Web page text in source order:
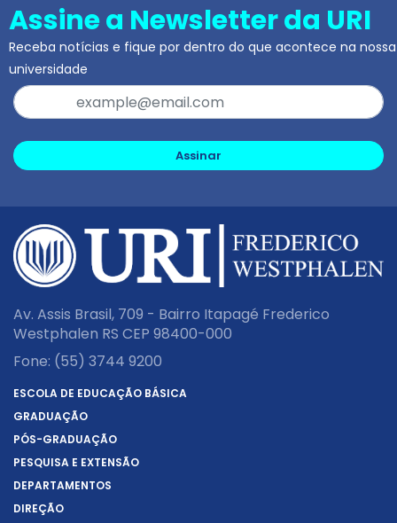
Assine a Newsletter da URI
Receba notícias e fique por dentro do que acontece na nossa
universidade
Assinar
Av. Assis Brasil, 709 - Bairro Itapagé Frederico
Westphalen RS CEP 98400-000
Fone: (55) 3744 9200
ESCOLA DE EDUCAÇÃO BÁSICA
GRADUAÇÃO
PÓS-GRADUAÇÃO
PESQUISA E EXTENSÃO
DEPARTAMENTOS
DIREÇÃO